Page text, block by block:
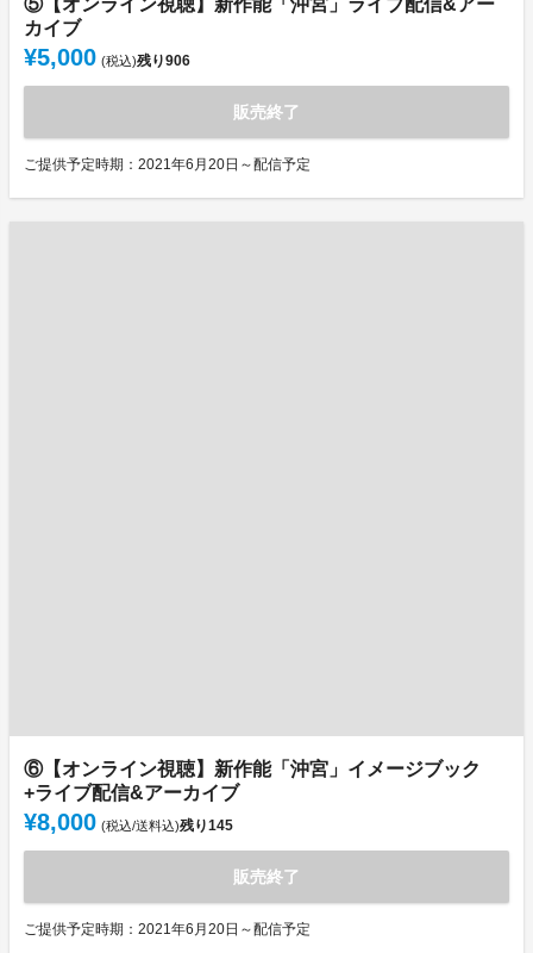
⑤【オンライン視聴】新作能「沖宮」ライブ配信&アー
カイブ
¥5,000 (税込)残り906
販売終了
ご提供予定時期：2021年6月20日～配信予定
⑥【オンライン視聴】新作能「沖宮」イメージブック
+ライブ配信&アーカイブ
¥8,000 (税込/送料込)残り145
販売終了
ご提供予定時期：2021年6月20日～配信予定